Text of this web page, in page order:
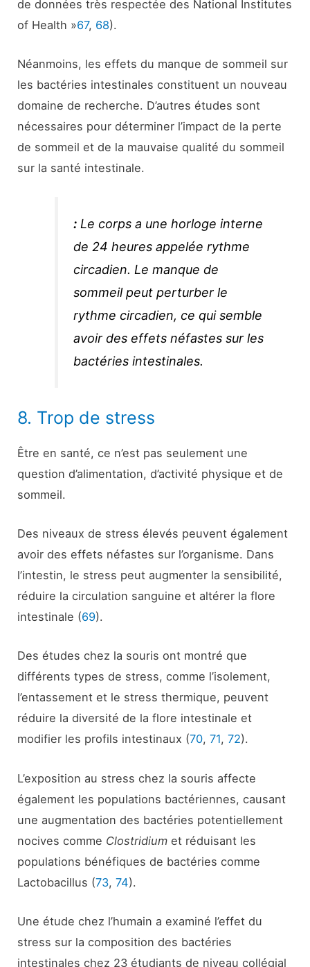
de données très respectée des National Institutes
of Health »67, 68).
Néanmoins, les effets du manque de sommeil sur
les bactéries intestinales constituent un nouveau
domaine de recherche. D’autres études sont
nécessaires pour déterminer l’impact de la perte
de sommeil et de la mauvaise qualité du sommeil
sur la santé intestinale.
: Le corps a une horloge interne
de 24 heures appelée rythme
circadien. Le manque de
sommeil peut perturber le
rythme circadien, ce qui semble
avoir des effets néfastes sur les
bactéries intestinales.
8. Trop de stress
Être en santé, ce n’est pas seulement une
question d’alimentation, d’activité physique et de
sommeil.
Des niveaux de stress élevés peuvent également
avoir des effets néfastes sur l’organisme. Dans
l’intestin, le stress peut augmenter la sensibilité,
réduire la circulation sanguine et altérer la flore
intestinale (69).
Des études chez la souris ont montré que
différents types de stress, comme l’isolement,
l’entassement et le stress thermique, peuvent
réduire la diversité de la flore intestinale et
modifier les profils intestinaux (70,71,72).
L’exposition au stress chez la souris affecte
également les populations bactériennes, causant
une augmentation des bactéries potentiellement
nocives comme Clostridium et réduisant les
populations bénéfiques de bactéries comme
Lactobacillus (73,74).
Une étude chez l’humain a examiné l’effet du
stress sur la composition des bactéries
intestinales chez 23 étudiants de niveau collégial